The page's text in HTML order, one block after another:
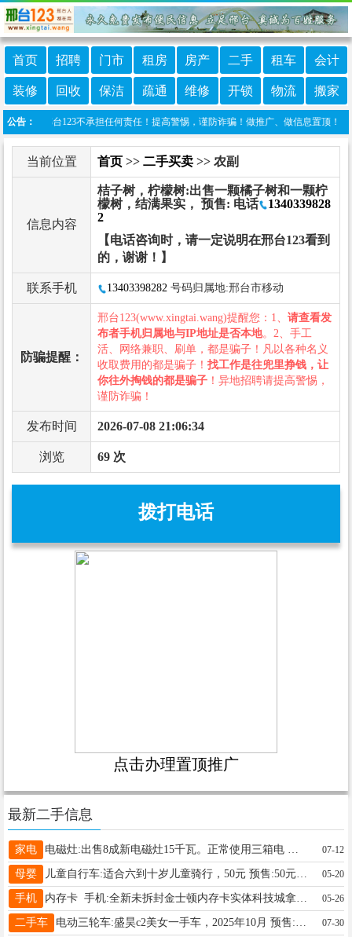
首页 招聘 门市 租房 房产 二手 租车 会计
装修 回收 保洁 疏通 维修 开锁 物流 搬家
公告：
发布，邢台123不承担任何责任！提高警惕，谨防诈骗！做推广、做信息置顶！请加
当前位置 首页 >> 二手买卖 >> 农副
信息内容
桔子树，柠檬树:出售一颗橘子树和一颗柠
檬树，结满果实， 预售: 电话
1340339828
2
【电话咨询时，请一定说明在邢台123看到
的，谢谢！】
联系手机 13403398282 号码归属地:邢台市移动
防骗提醒：
邢台123(www.xingtai.wang)提醒您：1、 请查看发
布者手机归属地与IP地址是否本地。2、手工
活、网络兼职、刷单，都是骗子！凡以各种名义
收取费用的都是骗子！ 找工作是往兜里挣钱，让
你往外掏钱的都是骗子 ！异地招聘请提高警惕，
谨防诈骗！
发布时间 2026-07-08 21:06:34
浏览 69 次
拨打电话
点击办理置顶推广
最新二手信息
家电 07-12
母婴 儿童自行车:适合六到十岁儿童骑行，50元 预售:50元 电话13084561875 05-20
手机 05-26
二手车 07-30